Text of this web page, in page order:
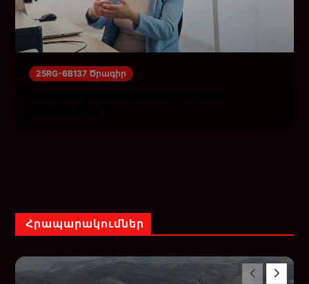
25RG-6B137 Ծրագիր
Հրապարակումներ